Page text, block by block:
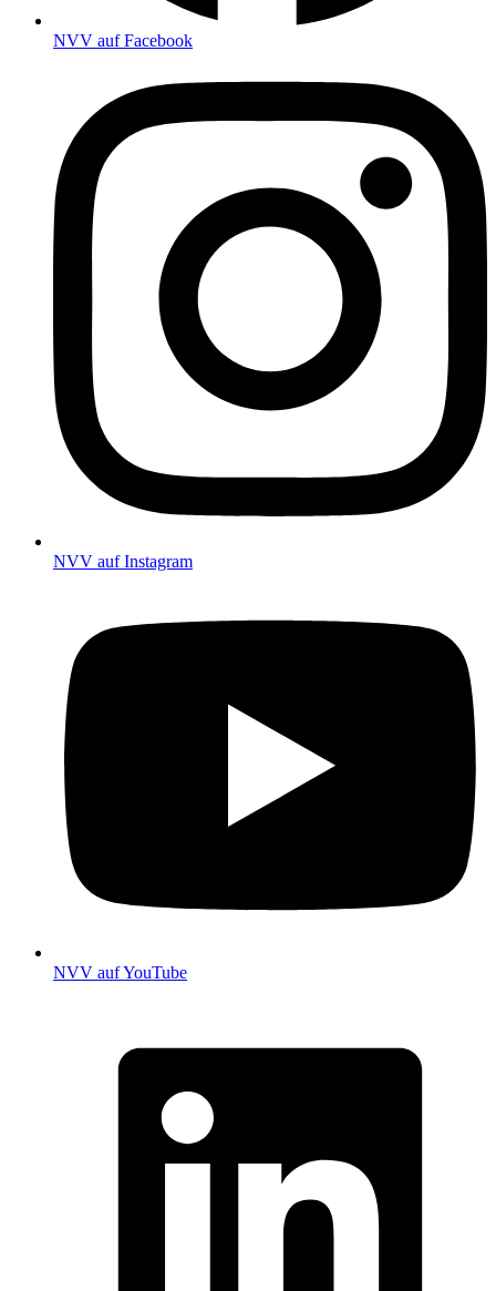
NVV auf Facebook
NVV auf Instagram
NVV auf YouTube